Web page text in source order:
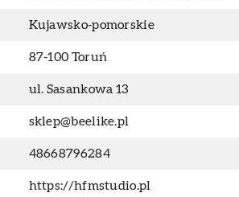
Kujawsko-pomorskie
87-100 Toruń
ul. Sasankowa 13
sklep@beelike.pl
48668796284
https://hfmstudio.pl